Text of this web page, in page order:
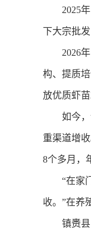
2025年
下大宗批发
2026年
构、提质
放优质虾苗
如今，该
重渠道增
8个多月，
“在家门
收。”在养
镇赉县出